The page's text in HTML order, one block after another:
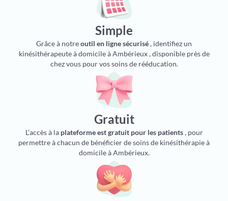
Simple
Grâce à notreoutil en ligne sécurisé, identifiez un
kinésithérapeute à domicile à Ambérieux , disponible près de
chez vous pour vos soins de rééducation.
Gratuit
L’accès à la plateforme est gratuit pour les patients, pour
permettre à chacun de bénéficier de soins de kinésithérapie à
domicile à Ambérieux.